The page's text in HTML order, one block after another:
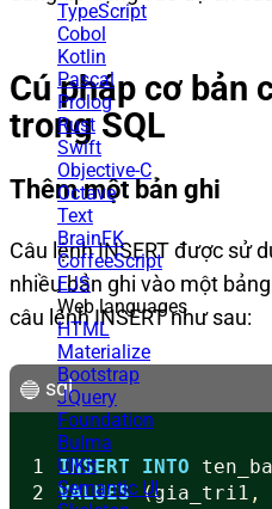
TypeScript
Cobol
Kotlin
Pascal
Prolog
Rust
Swift
Objective-C
Octave
Text
BrainFK
CoffeeScript
EJS
Web languages
HTML
Materialize
Bootstrap
JQuery
Foundation
Bulma
UIKit
Semantic UI
Cú pháp cơ bản
trong SQL
Thêm một bản ghi
Câu lệnh INSERT được sử
nhiều bản ghi vào một
câu lệnh INSERT như sau:
sql
1
2
INSERT INTO
VALUES (gia_tri1 ,